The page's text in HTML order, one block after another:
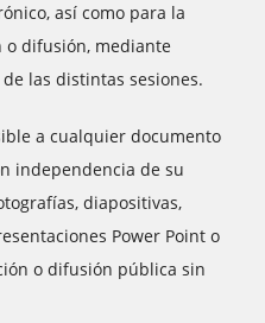
así como para la
o difusión, mediante
las distintas sesiones.
a cualquier documento
independencia de su
diapositivas,
Power Point o
o difusión pública sin